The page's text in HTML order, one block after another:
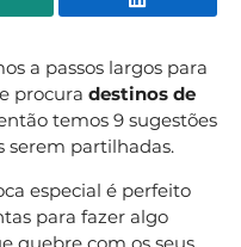
a passos largos para
procura destinos de
temos 9 sugestões
serem partilhadas.
especial é perfeito
para fazer algo
quebre com os seus